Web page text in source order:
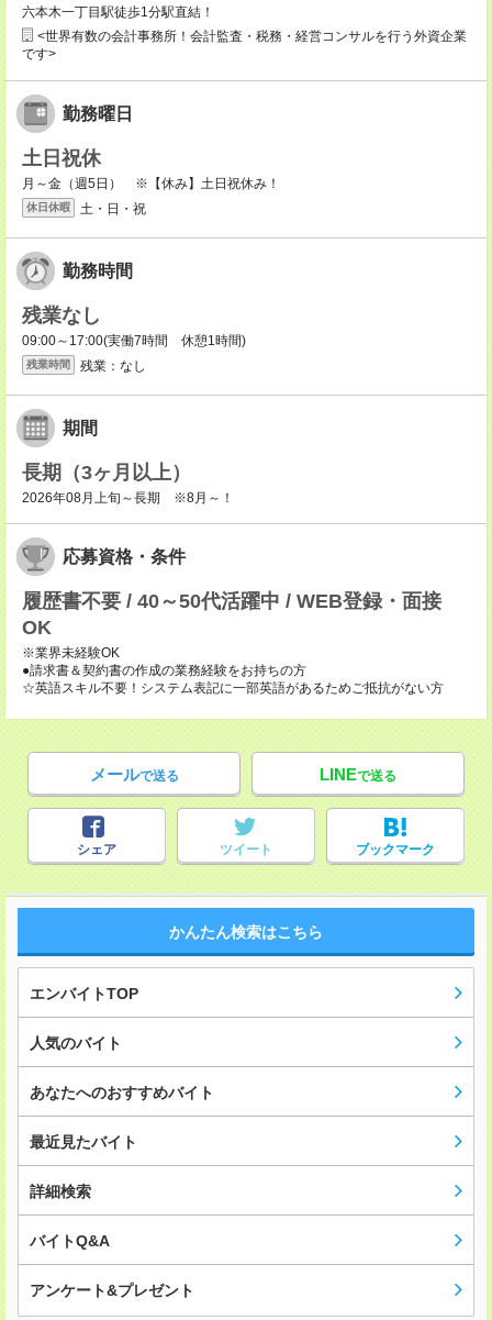
六本木一丁目駅徒歩1分駅直結！
<世界有数の会計事務所！会計監査・税務・経営コンサルを行う外資企業
です>
勤務曜日
土日祝休
月～金（週5日） ※【休み】土日祝休み！
休日休暇 土・日・祝
勤務時間
残業なし
09:00～17:00(実働7時間 休憩1時間)
残業時間 残業：なし
期間
長期（3ヶ月以上）
2026年08月上旬～長期 ※8月～！
応募資格・条件
履歴書不要 / 40～50代活躍中 / WEB登録・面接
OK
※業界未経験OK
●請求書＆契約書の作成の業務経験をお持ちの方
☆英語スキル不要！システム表記に一部英語があるためご抵抗がない方
メールで送る LINEで送る
シェア ツイート ブックマーク
かんたん検索はこちら
エンバイトTOP
人気のバイト
あなたへのおすすめバイト
最近見たバイト
詳細検索
バイトQ&A
アンケート&プレゼント